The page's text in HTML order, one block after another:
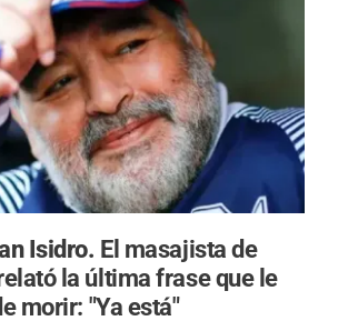
Isidro. El masajista de
la última frase que le
morir: "Ya está"